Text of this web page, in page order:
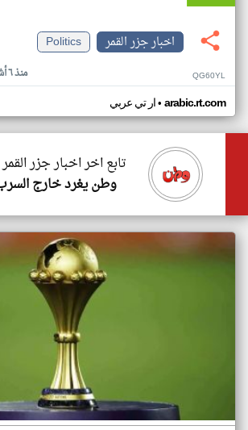
اخبار جزر القمر
Politics
منذ ٦ أشهر QG60YL
ار تي عربي• arabic.rt.com
تابع اخر اخبار جزر
وطن يغرد خارج